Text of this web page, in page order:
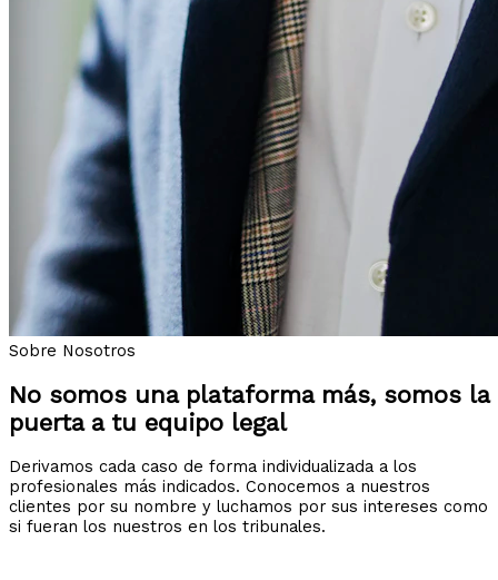
Sobre Nosotros
No somos una plataforma más, somos la
puerta a tu equipo legal
Derivamos cada caso de forma individualizada a los
profesionales más indicados. Conocemos a nuestros
clientes por su nombre y luchamos por sus intereses como
si fueran los nuestros en los tribunales.